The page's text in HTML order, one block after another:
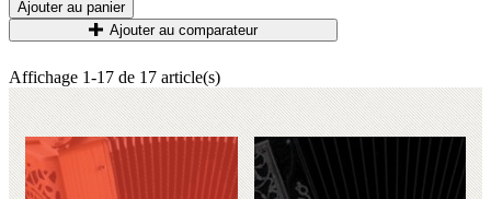
Ajouter au panier
Ajouter au comparateur
Affichage 1-17 de 17 article(s)